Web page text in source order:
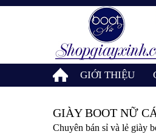
GIỚI THIỆU
GIÀY BOOT NỮ
Chuyên bán sỉ và lẻ giày